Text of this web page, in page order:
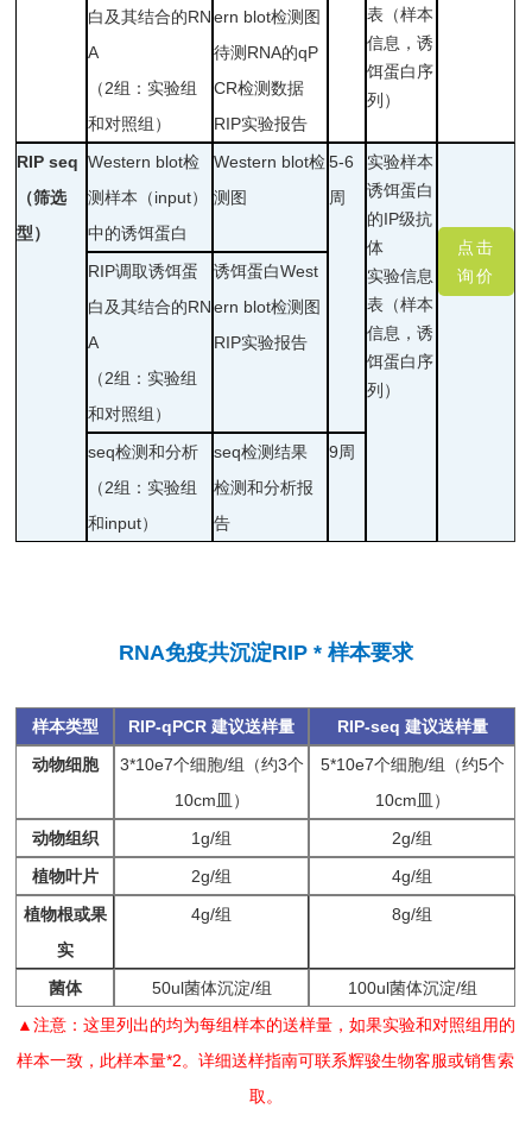
表 （样本
信息，诱
饵蛋白序
列）
白及其结合的RN
A
（2组：实验组
和对照组）
ern blot检测图
待测RNA的qP
CR检测数据
RIP实验报告
RIP seq
（筛选
型）
Western blot检
测样本（input）
中的诱饵蛋白
Western blot检
测图
5-6
周
实验样本
诱饵蛋白
的IP级抗
体
实验信息
表（样本
信息，诱
饵蛋白序
列）
点击
询价
RIP调取诱饵蛋
白及其结合的RN
A
（2组：实验组
和对照组）
诱饵蛋白West
ern blot检测图
RIP实验报告
seq检测和分析
（2组：实验组
和input）
seq检测结果
检测和分析报
告
9周
RNA免疫共沉淀RIP * 样本要求
样本类型 RIP-qPCR 建议送样量
RIP-seq 建议送样量
动物细胞
3*10e7个细胞/组（约3个
10cm皿）
5*10e7个细胞/组（约5个
10cm皿）
动物组织
1g/组
2g/组
植物叶片
2g/组
4g/组
植物根或果
实
4g/组 8g/组
菌体 50ul菌体沉淀/组 100ul菌体沉淀/组
▲注意：这里列出的均为每组样本的送样量，如果实验和对照组用的
样本一致，此样本量*2。详细送样指南可联系辉骏生物客服或销售索
取。